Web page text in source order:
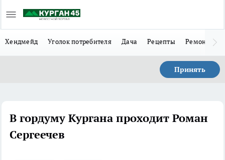
Хендмейд Уголок потребителя Дача Рецепты Ремонт
Принять
В гордуму Кургана проходит Роман
Сергеечев